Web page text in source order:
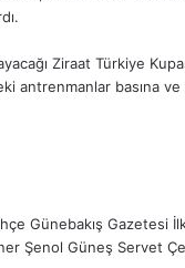
Ziraat Türkiye
antrenmanlar basına ve
Günebakış Gazetesi
Şenol Güneş Servet